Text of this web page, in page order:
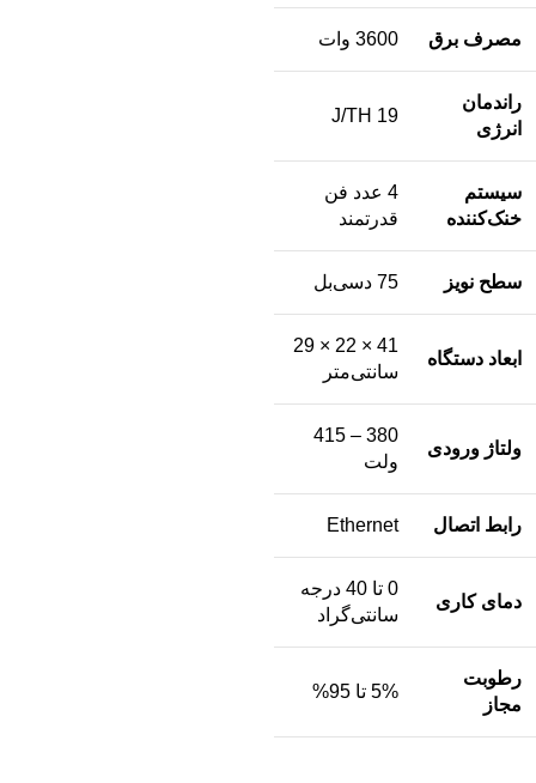
مصرف برق 3600 وات
راندمان
انرژی
19 J/TH
سیستم
خنک‌کننده
4 عدد فن
قدرتمند
سطح نویز 75 دسی‌بل
ابعاد دستگاه
41 × 22 × 29
سانتی‌متر
ولتاژ ورودی
380 – 415
ولت
رابط اتصال Ethernet
دمای کاری
0 تا 40 درجه
سانتی‌گراد
رطوبت
مجاز
5% تا 95%